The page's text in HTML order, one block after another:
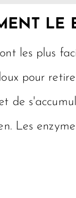
LE
les plus
pour
de
Les